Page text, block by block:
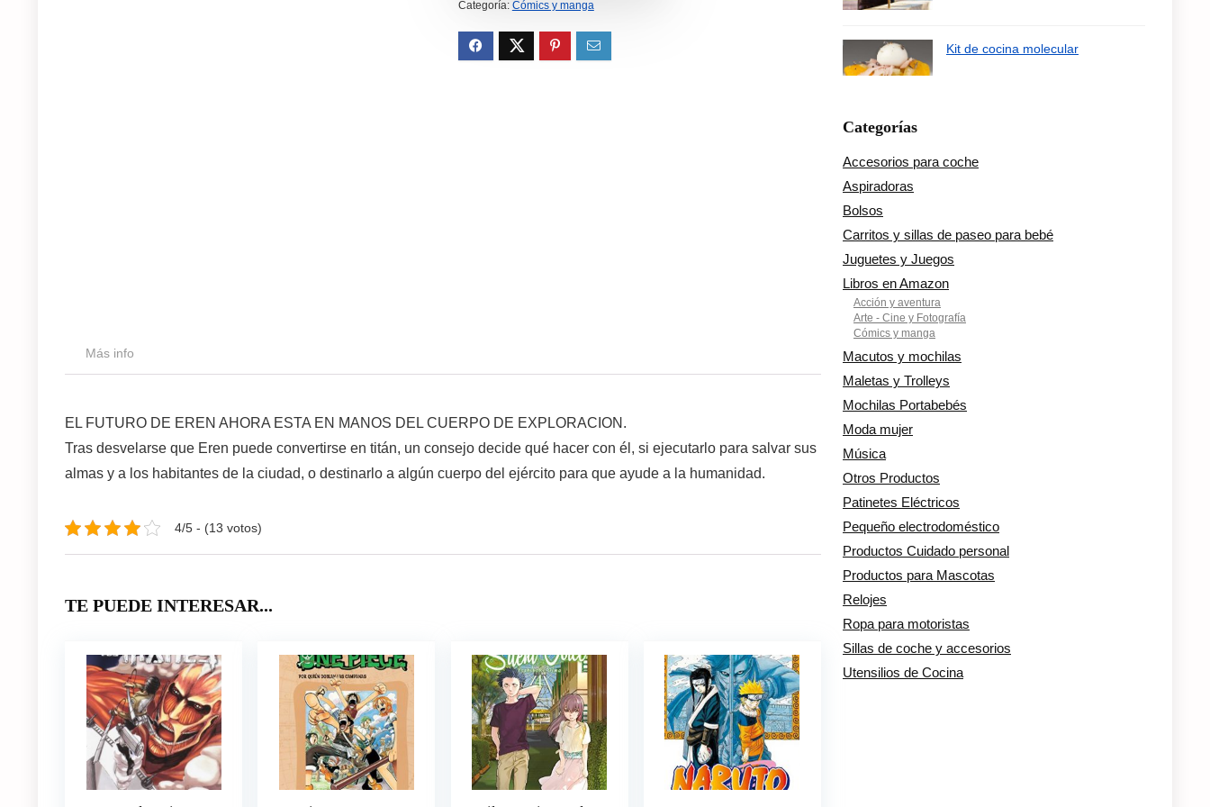
Categoría: Cómics y manga
Más info
EL FUTURO DE EREN AHORA ESTA EN MANOS DEL CUERPO DE EXPLORACION.
Tras desvelarse que Eren puede convertirse en titán, un consejo decide qué hacer con él, si ejecutarlo para salvar sus
almas y a los habitantes de la ciudad, o destinarlo a algún cuerpo del ejército para que ayude a la humanidad.
4/5 - (13 votos)
TE PUEDE INTERESAR...
Kit de cocina molecular
Categorías
Accesorios para coche
Aspiradoras
Bolsos
Carritos y sillas de paseo para bebé
Juguetes y Juegos
Libros en Amazon
Acción y aventura
Arte - Cine y Fotografía
Cómics y manga
Macutos y mochilas
Maletas y Trolleys
Mochilas Portabebés
Moda mujer
Música
Otros Productos
Patinetes Eléctricos
Pequeño electrodoméstico
Productos Cuidado personal
Productos para Mascotas
Relojes
Ropa para motoristas
Sillas de coche y accesorios
Utensilios de Cocina